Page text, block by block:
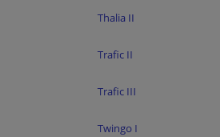
Thalia II
Trafic II
Trafic III
Twingo I